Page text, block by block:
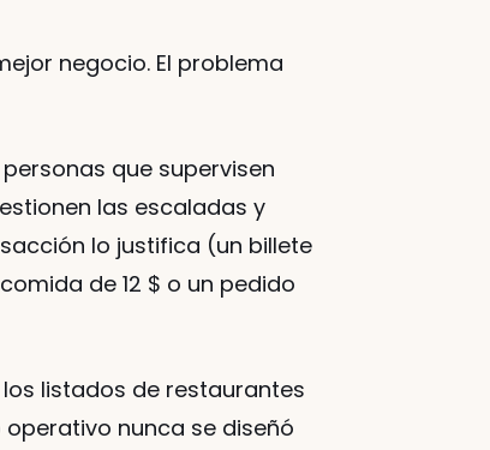
negocio. El problema
que supervisen
las escaladas y
lo justifica (un billete
de 12 $ o un pedido
listados de restaurantes
nunca se diseñó